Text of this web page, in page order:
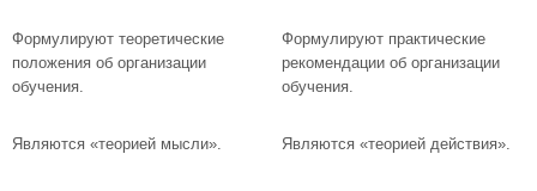
Формулируют теоретические
положения об организации
обучения.
Формулируют практические
рекомендации об организации
обучения.
Являются «теорией мысли». Являются «теорией действия».